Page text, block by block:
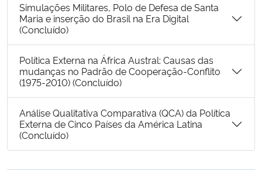
Simulações Militares, Polo de Defesa de Santa
Maria e inserção do Brasil na Era Digital
(Concluído)
Política Externa na África Austral: Causas das
mudanças no Padrão de Cooperação-Conflito
(1975-2010) (Concluído)
Análise Qualitativa Comparativa (QCA) da Política
Externa de Cinco Países da América Latina
(Concluído)